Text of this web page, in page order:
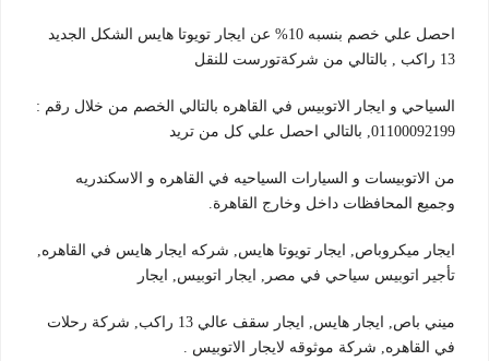
احصل علي خصم بنسبه 10% عن ايجار تويوتا هايس الشكل الجديد
13 راكب , بالتالي من شركةتورست للنقل
السياحي و ايجار الاتوبيس في القاهره بالتالي الخصم من خلال رقم :
01100092199, بالتالي احصل علي كل من تريد
من الاتوبيسات و السيارات السياحيه في القاهره و الاسكندريه
وجميع المحافظات داخل وخارج القاهرة.
ايجار ميكروباص, ايجار تويوتا هايس, شركه ايجار هايس في القاهره,
تأجير اتوبيس سياحي في مصر, ايجار اتوبيس, ايجار
ميني باص, ايجار هايس, ايجار سقف عالي 13 راكب, شركة رحلات
في القاهره, شركة موثوقه لايجار الاتوبيس .